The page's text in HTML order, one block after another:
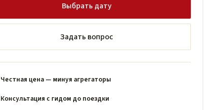
Выбрать дату
Задать вопрос
Честная цена — минуя агрегаторы
Консультация с гидом до поездки